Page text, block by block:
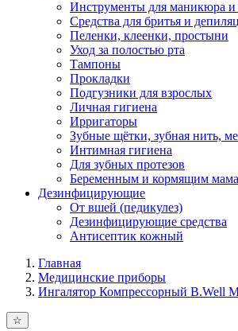
Инструменты для маникюра
Средства для бритья и
Пеленки, клеенки, простыни
Уход за полостью рта
Тампоны
Прокладки
Подгузники для взрослых
Личная гигиена
Ирригаторы
Зубные щётки, зубная нить,
Интимная гигиена
Для зубных протезов
Беременным и кормящим
Дезинфицирующие
От вшей (педикулез)
Дезинфицирующие средства
Антисептик кожный
Главная
Медицинские приборы
Ингалятор Компрессорный B.Well